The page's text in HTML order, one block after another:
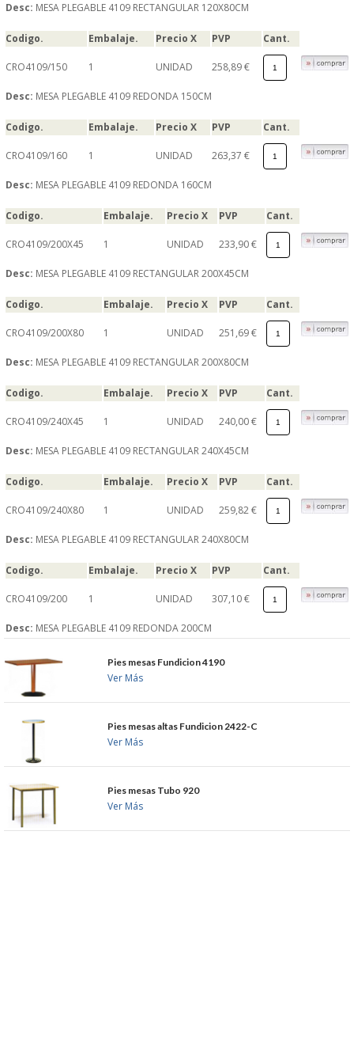
Desc: MESA PLEGABLE 4109 RECTANGULAR 120X80CM
Codigo. Embalaje. Precio X PVP Cant.
CRO4109/150 1 UNIDAD 258,89 €
Desc: MESA PLEGABLE 4109 REDONDA 150CM
Codigo. Embalaje. Precio X PVP Cant.
CRO4109/160 1 UNIDAD 263,37 €
Desc: MESA PLEGABLE 4109 REDONDA 160CM
Codigo. Embalaje. Precio X PVP Cant.
CRO4109/200X45 1 UNIDAD 233,90 €
Desc: MESA PLEGABLE 4109 RECTANGULAR 200X45CM
Codigo. Embalaje. Precio X PVP Cant.
CRO4109/200X80 1 UNIDAD 251,69 €
Desc: MESA PLEGABLE 4109 RECTANGULAR 200X80CM
Codigo. Embalaje. Precio X PVP Cant.
CRO4109/240X45 1 UNIDAD 240,00 €
Desc: MESA PLEGABLE 4109 RECTANGULAR 240X45CM
Codigo. Embalaje. Precio X PVP Cant.
CRO4109/240X80 1 UNIDAD 259,82 €
Desc: MESA PLEGABLE 4109 RECTANGULAR 240X80CM
Codigo. Embalaje. Precio X PVP Cant.
CRO4109/200 1 UNIDAD 307,10 €
Desc: MESA PLEGABLE 4109 REDONDA 200CM
Pies mesas Fundicion 4190
Ver Más
Pies mesas altas Fundicion 2422-C
Ver Más
Pies mesas Tubo 920
Ver Más